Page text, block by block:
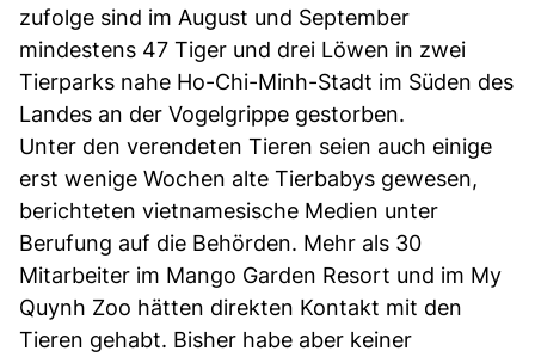
zufolge sind im August und September
mindestens 47 Tiger und drei Löwen in zwei
Tierparks nahe Ho-Chi-Minh-Stadt im Süden des
Landes an der Vogelgrippe gestorben.
Unter den verendeten Tieren seien auch einige
erst wenige Wochen alte Tierbabys gewesen,
berichteten vietnamesische Medien unter
Berufung auf die Behörden. Mehr als 30
Mitarbeiter im Mango Garden Resort und im My
Quynh Zoo hätten direkten Kontakt mit den
Tieren gehabt. Bisher habe aber keiner